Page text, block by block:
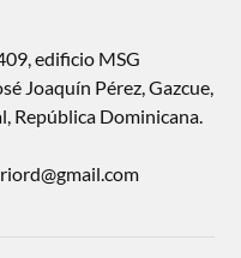
edificio MSG
Joaquín Pérez, Gazcue,
República Dominicana.